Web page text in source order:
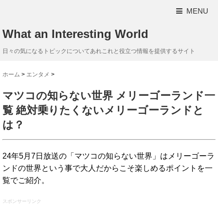
MENU
What an Interesting World
日々の気になるトピックについてあれこれと役立つ情報を提供するサイト
ホーム > エンタメ >
マツコの知らない世界 メリーゴーランド一
覧 絶対乗りたくないメリーゴーランドと
は？
24年5月7日放送の「マツコの知らない世界」はメリーゴーラ
ンドの世界という事で大人だからこそ楽しめるポイントを一
覧でご紹介。
スポンサーリンク